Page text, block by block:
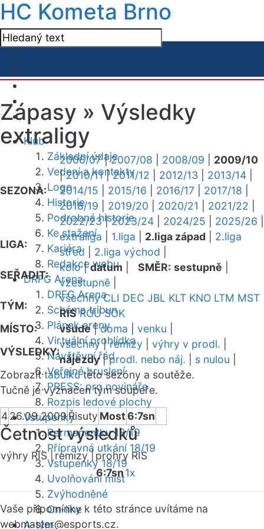
HC Kometa Brno
Klub
Základní údaje
Vedení a kontakty
Logo
Historie
Podrobná historie
Ke stažení
Kariéra
Redakce webu
DRFG Arena
DRFG Arena
Schéma tribun
Plánek areny
Virtuální prohlídka
Návštěvní řád
Veřejné bruslení
PRESS: pro novináře
Rozpis ledové plochy
Vstupenky
Permanentky 18/19
Přípravná utkání 18/19
Vstupenky 18/19
Uvolňování míst
Zvýhodněné
On-line
A-tým
Zápasy » Výsledky
extraligy
SEZONA:
2006/07|2007/08 2008/09
2009/10
|2010/11|2011/12 2012/13 2013/14
2014/15
2015/16 2016/17 2017/18
2018/19
2019/20 2020/21 2021/22
2022/23|2023/24 2024/25 2025/26
LIGA:
extraliga 1.liga 2.liga západ
2.liga
střed
2.liga východ
SEŘADIT:
kolo|datum SMĚR: sestupně
vzestupně
TÝM:
všechny CLI DEC JBL KLT KNO LTM MST
RIS ROU SOK
MÍSTO:
všude|doma venku
VÝSLEDKY:
všechny|remízy výhry v prodl.
nájezdy|prodl. nebo náj. s nulou
Zobrazittabulkutéto sezóny a soutěže.
Tučně je vyznačen tým soupeře.
426.09.2009Řisuty Most6:7sn
Četnost výsledků
výhry RIS | remízy |prohry RIS
6:7sn1x
Vaše připomínky k této stránce uvítáme na
webmaster@esports.cz.